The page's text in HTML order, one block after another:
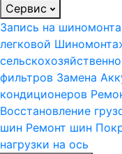
Сервис
Запись на
легковой
фильтров Замена
кондиционеров
Восстановление
шин Ремонт шин
нагрузки на ось